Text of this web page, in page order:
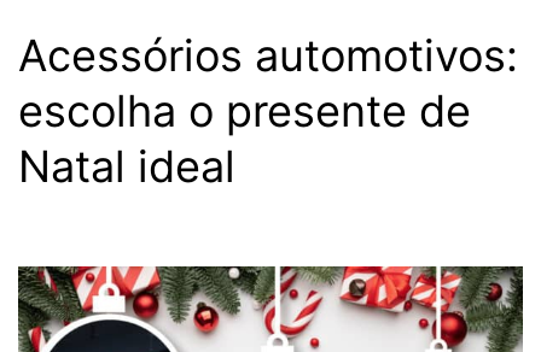
Acessórios automotivos:
escolha o presente de
Natal ideal